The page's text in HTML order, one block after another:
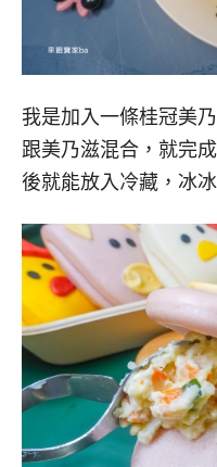
我是加入一條桂冠美
跟美乃滋混合，就完
後就能放入冷藏，冰冰